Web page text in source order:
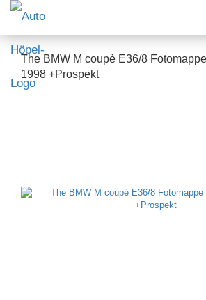
The BMW M coupè E36/8
1998 +Prospekt